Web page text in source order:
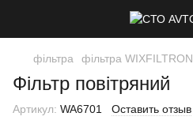
фільтра фільтра WIXFILTRON
Фільтр повітряний
Артикул: WA6701 Оставить отзыв